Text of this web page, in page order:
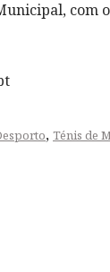
com
, Ténis de